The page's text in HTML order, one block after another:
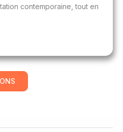
contemporaine, tout en